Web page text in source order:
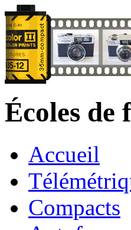
Écoles de
Accueil
Compacts